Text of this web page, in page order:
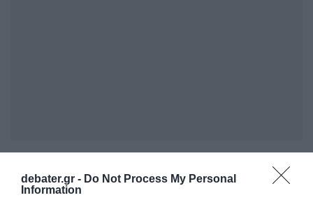
debater.gr - Do Not Process My Personal
Information
παρόντος την ικανότητα να μετατρέψει το